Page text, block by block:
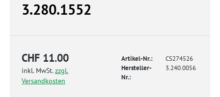
3.280.1552
CHF 11.00
inkl. MwSt.zzgl.
Versandkosten
Artikel-Nr.:
CS274526
Hersteller-
Nr.:
3.240.0056